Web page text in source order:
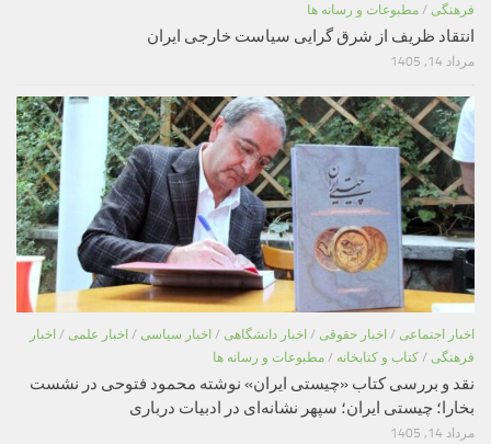
فرهنگی / مطبوعات و رسانه ها
انتقاد ظریف از شرق گرایی سیاست خارجی ایران
مرداد 14, 1405
اخبار اجتماعی / اخبار حقوقی / اخبار دانشگاهی / اخبار سیاسی / اخبار علمی / اخبار
فرهنگی / کتاب و کتابخانه / مطبوعات و رسانه ها
نقد و بررسی کتاب «چیستی ایران» نوشته محمود فتوحی در نشست
بخارا؛ چیستی ایران؛ سپهر نشانه‌ای در ادبیات درباری
مرداد 14, 1405